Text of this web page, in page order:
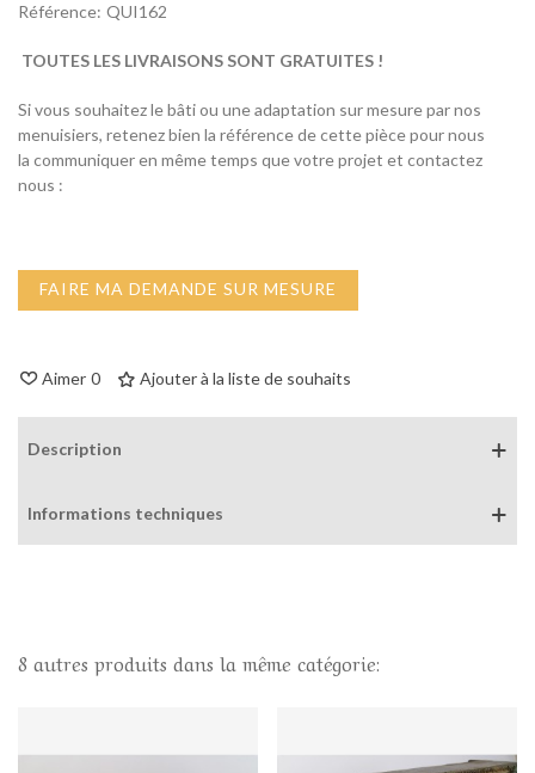
Référence: QUI162
TOUTES LES LIVRAISONS SONT GRATUITES !
Si vous souhaitez le bâti ou une adaptation sur mesure par nos
menuisiers, retenez bien la référence de cette pièce pour nous
la communiquer en même temps que votre projet et contactez
nous :
FAIRE MA DEMANDE SUR MESURE
Aimer 0 Ajouter à la liste de souhaits
Description
Informations techniques
8 autres produits dans la même catégorie: